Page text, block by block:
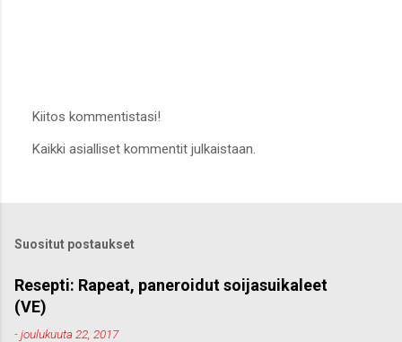
ä
o
m
e
n
t
Kiitos kommentistasi!
Kaikki asialliset kommentit julkaistaan.
Suositut postaukset
Resepti: Rapeat, paneroidut soijasuikaleet
(VE)
-joulukuuta 22, 2017